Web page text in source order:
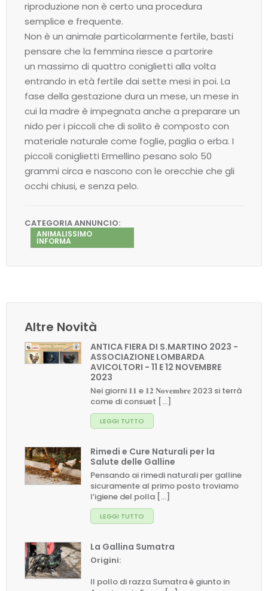
riproduzione non è certo una procedura
semplice e frequente.
Non è un animale particolarmente fertile, basti
pensare che la femmina riesce a partorire
un massimo di quattro coniglietti alla volta
entrando in età fertile dai sette mesi in poi. La
fase della gestazione dura un mese, un mese in
cui la madre è impegnata anche a preparare un
nido per i piccoli che di solito è composto con
materiale naturale come foglie, paglia o erba. I
piccoli coniglietti Ermellino pesano solo 50
grammi circa e nascono con le orecchie che gli
occhi chiusi, e senza pelo.
CATEGORIA ANNUNCIO:
ANIMALISSIMO
INFORMA
Altre Novità
ANTICA FIERA DI S.MARTINO 2023 -
ASSOCIAZIONE LOMBARDA
AVICOLTORI - 11 E 12 NOVEMBRE
2023
Nei giorni 𝟏𝟏 e 𝟏𝟐 𝐍𝐨𝐯𝐞𝐦𝐛𝐫𝐞 2023 si terrà
come di consuet [...]
LEGGI TUTTO
Rimedi e Cure Naturali per la
Salute delle Galline
Pensando ai rimedi naturali per galline
sicuramente al primo posto troviamo
l’igiene del polla [...]
LEGGI TUTTO
La Gallina Sumatra
Origini:
Il pollo di razza Sumatra è giunto in